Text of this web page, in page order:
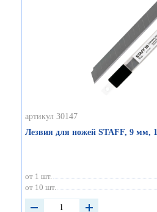
артикул 30147
Лезвия для ножей STAFF, 9 мм,
от 1 шт.
от 10 шт.